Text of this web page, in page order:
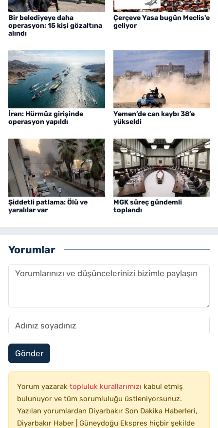
Bir belediyeye daha
operasyon; 15 kişi gözaltına
alındı
Çerçeve Yasa bugün Meclis'e
geliyor
İran: Hürmüz girişinde
operasyon yapıldı
Yemen’de can kaybı 38’e
yükseldi
Şiddetli patlama: Ölü ve
yaralılar var
MGK süreç gündemli
toplandı
Yorumlar
Gönder
Yorum yazarak topluluk kurallarımızı kabul etmiş
bulunuyor ve tüm sorumluluğu üstleniyorsunuz.
Yazılan yorumlardan Diyarbakır Son Dakika Haberleri,
Diyarbakır Haber | Güneydoğu Ekspres hiçbir şekilde